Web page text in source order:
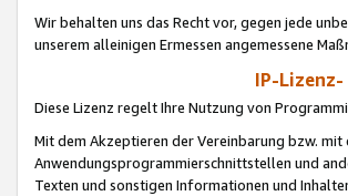
Wir behalten uns das Recht vor, gegen jede
unserem alleinigen Ermessen angemessene
IP-
Diese Lizenz regelt Ihre Nutzung von
Mit dem Akzeptieren der Vereinbarung bzw.
Anwendungsprogrammierschnittstellen und
Texten und sonstigen Informationen und